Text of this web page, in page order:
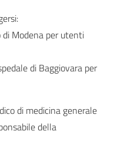
di Modena per utenti
di Baggiovara per
di medicina generale
della